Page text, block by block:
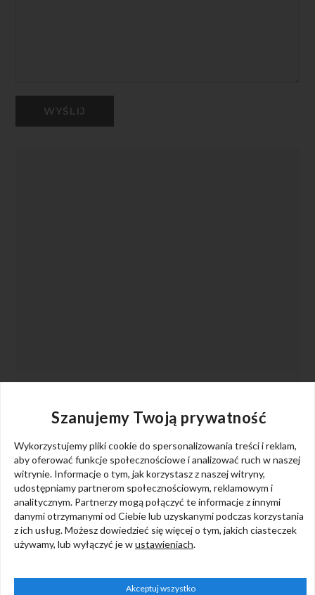
Szanujemy Twoją prywatność
Wykorzystujemy pliki cookie do spersonalizowania treści i reklam,
aby oferować funkcje społecznościowe i analizować ruch w naszej
witrynie. Informacje o tym, jak korzystasz z naszej witryny,
udostępniamy partnerom społecznościowym, reklamowym i
analitycznym. Partnerzy mogą połączyć te informacje z innymi
danymi otrzymanymi od Ciebie lub uzyskanymi podczas korzystania
z ich usług. Możesz dowiedzieć się więcej o tym, jakich ciasteczek
używamy, lub wyłączyć je wustawieniach.
Akceptuj wszystko